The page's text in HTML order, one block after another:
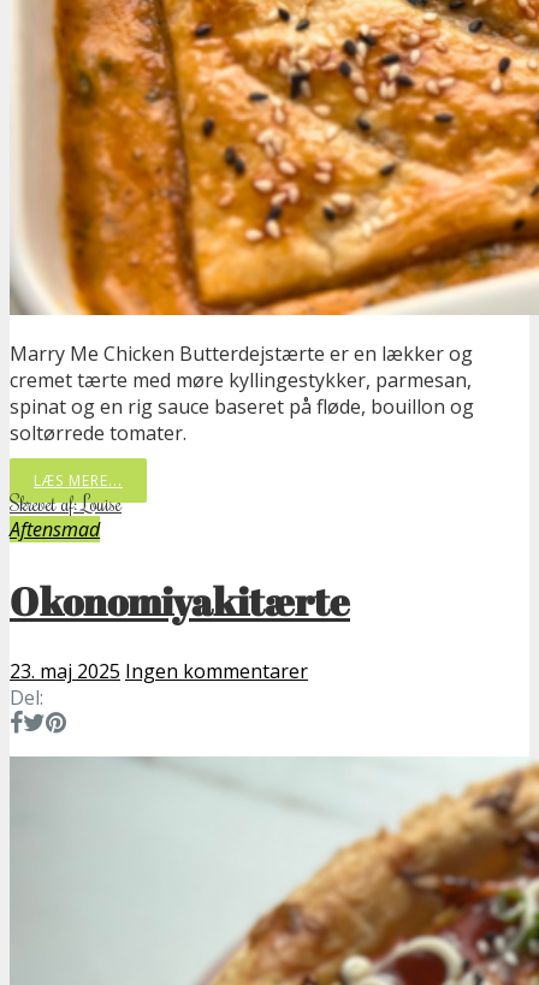
Marry Me Chicken Butterdejstærte er en lækker og
cremet tærte med møre kyllingestykker, parmesan,
spinat og en rig sauce baseret på fløde, bouillon og
soltørrede tomater.
LÆS MERE...
Skrevet af: Louise
Aftensmad
Okonomiyakitærte
23. maj 2025 Ingen kommentarer
Del: